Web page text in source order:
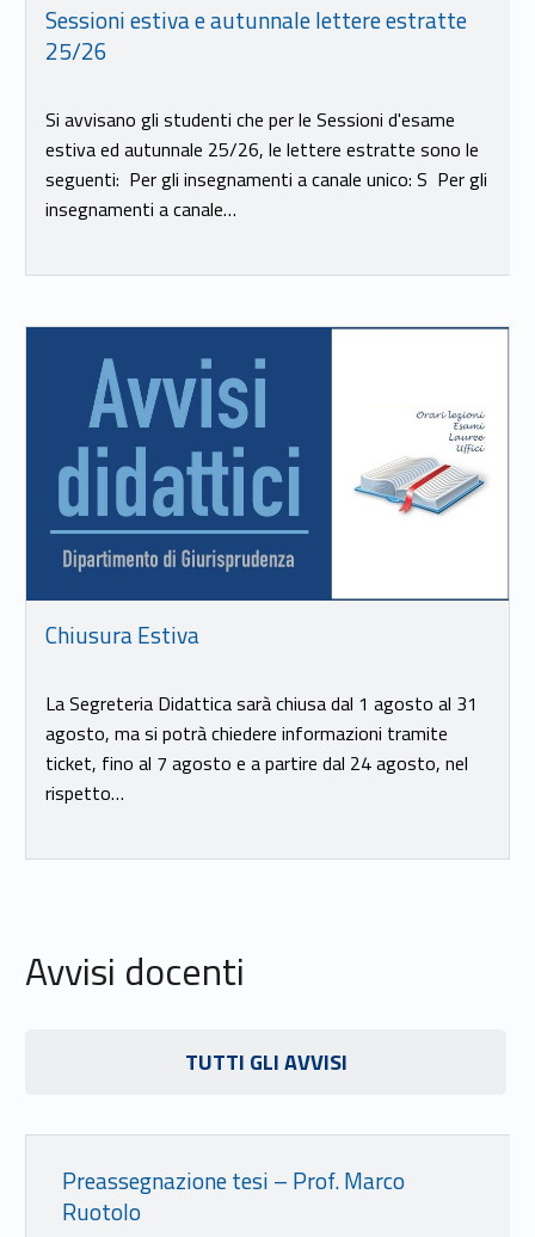
Sessioni estiva e autunnale lettere estratte
25/26
Si avvisano gli studenti che per le Sessioni d'esame
estiva ed autunnale 25/26, le lettere estratte sono le
seguenti: Per gli insegnamenti a canale unico: S Per gli
insegnamenti a canale…
Link identifier #identifier__49214-18
Chiusura Estiva
La Segreteria Didattica sarà chiusa dal 1 agosto al 31
agosto, ma si potrà chiedere informazioni tramite
ticket, fino al 7 agosto e a partire dal 24 agosto, nel
rispetto…
Avvisi docenti
TUTTI GLI AVVISI
Link identifier #identifier__147072-20
Preassegnazione tesi – Prof. Marco
Ruotolo